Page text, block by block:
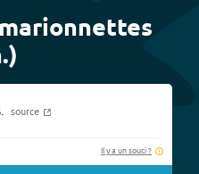
source
Il y a un souci ?